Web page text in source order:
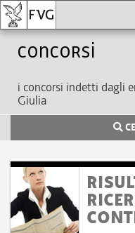
Concorsi
i concorsi indetti dagli
Giulia